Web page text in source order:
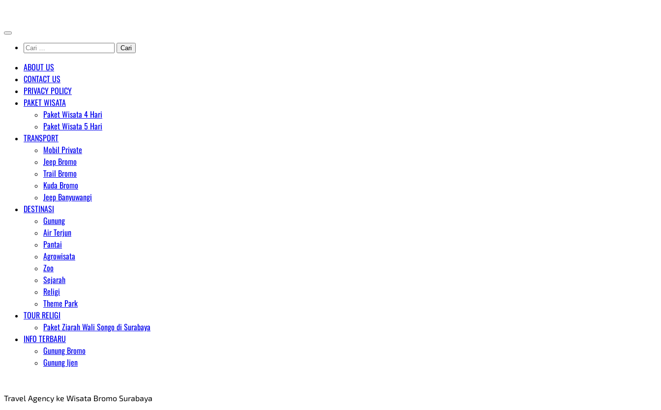
content
Cari
untuk:
ABOUT US
CONTACT US
PRIVACY POLICY
PAKET WISATA
Paket Wisata 4 Hari
Paket Wisata 5 Hari
TRANSPORT
Mobil Private
Jeep Bromo
Trail Bromo
Kuda Bromo
Jeep Banyuwangi
DESTINASI
Gunung
Air Terjun
Pantai
Agrowisata
Zoo
Sejarah
Religi
Theme Park
TOUR RELIGI
Paket Ziarah Wali Songo di Surabaya
INFO TERBARU
Gunung Bromo
Gunung Ijen
Travel Agency ke Wisata Bromo Surabaya